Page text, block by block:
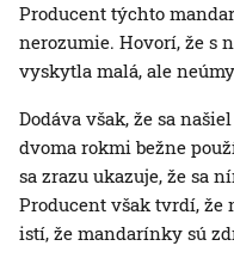
Producent týchto
nerozumie. Hovorí, že s
vyskytla malá, ale
Dodáva však, že sa
dvoma rokmi bežne
sa zrazu ukazuje, že sa
Producent však tvrdí, že
istí, že mandarínky sú